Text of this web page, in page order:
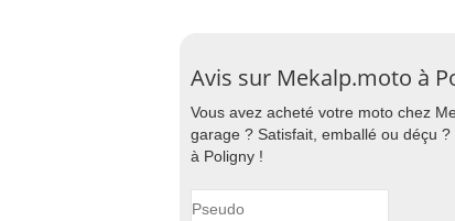
Avis sur Mekalp.moto à
Vous avez acheté votre moto chez
garage ? Satisfait, emballé ou déçu
à Poligny !